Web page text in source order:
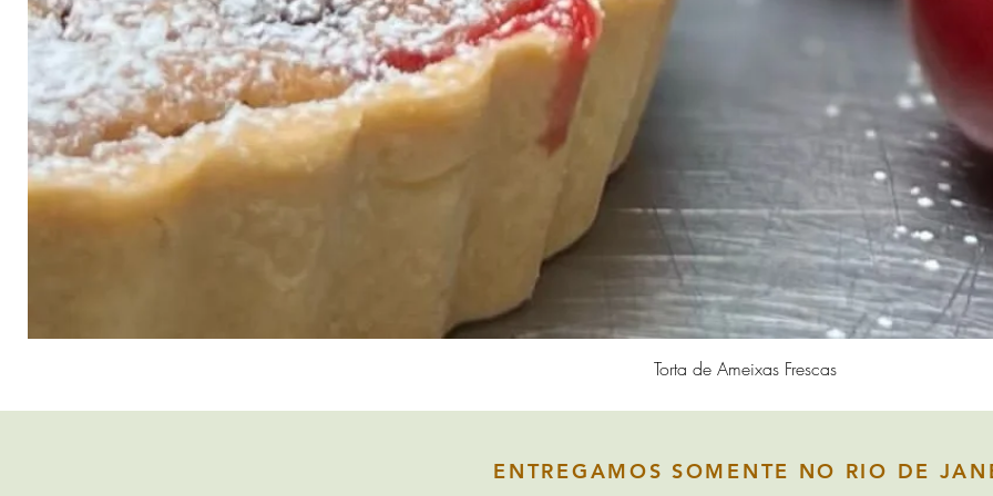
Visualização rápida
Torta de Ameixas Frescas
ENTREGAMOS SOMENTE NO RIO DE